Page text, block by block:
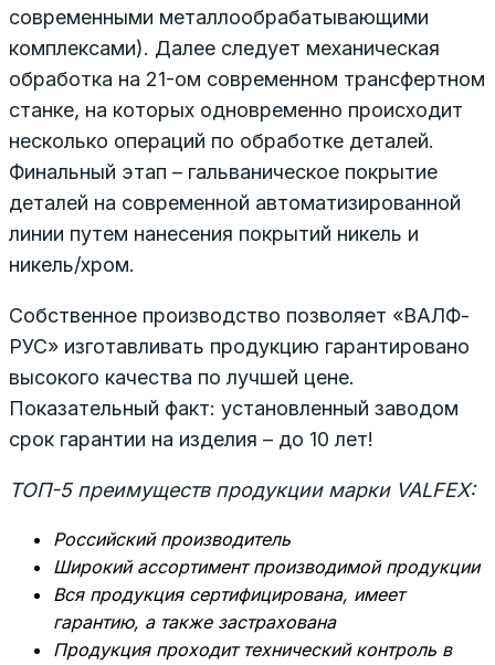
современными металлообрабатывающими
комплексами). Далее следует механическая
обработка на 21-ом современном трансфертном
станке, на которых одновременно происходит
несколько операций по обработке деталей.
Финальный этап – гальваническое покрытие
деталей на современной автоматизированной
линии путем нанесения покрытий никель и
никель/хром.
Собственное производство позволяет «ВАЛФ-
РУС» изготавливать продукцию гарантировано
высокого качества по лучшей цене.
Показательный факт: установленный заводом
срок гарантии на изделия – до 10 лет!
ТОП-5 преимуществ продукции марки VALFEX:
Российский производитель
Широкий ассортимент производимой продукции
Вся продукция сертифицирована, имеет
гарантию, а также застрахована
Продукция проходит технический контроль в